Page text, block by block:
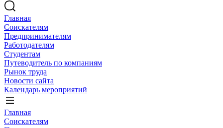
Главная
Соискателям
Предпринимателям
Работодателям
Студентам
Путеводитель по компаниям
Рынок труда
Новости сайта
Календарь мероприятий
Главная
Соискателям